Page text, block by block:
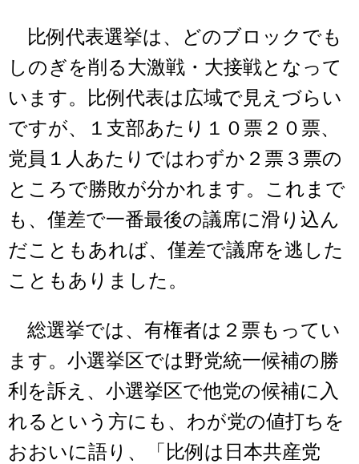
比例代表選挙は、どのブロックでも
しのぎを削る大激戦・大接戦となって
います。比例代表は広域で見えづらい
ですが、１支部あたり１０票２０票、
党員１人あたりではわずか２票３票の
ところで勝敗が分かれます。これまで
も、僅差で一番最後の議席に滑り込ん
だこともあれば、僅差で議席を逃した
こともありました。
総選挙では、有権者は２票もってい
ます。小選挙区では野党統一候補の勝
利を訴え、小選挙区で他党の候補に入
れるという方にも、わが党の値打ちを
おおいに語り、「比例は日本共産党